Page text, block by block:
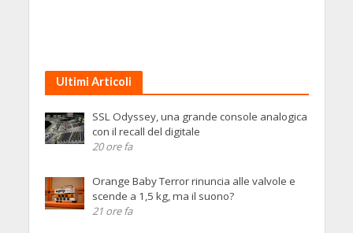
Ultimi Articoli
SSL Odyssey, una grande console analogica
con il recall del digitale
20 ore fa
Orange Baby Terror rinuncia alle valvole e
scende a 1,5 kg, ma il suono?
21 ore fa